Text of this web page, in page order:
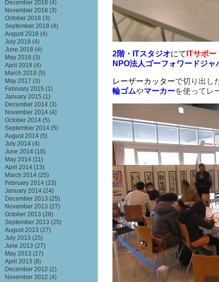
2階・ITスタジオにて ITサポ
NPO法人ゴーフォワードジャ
レーザーカッターで切り出し
輪ゴムやマーカーを使ってレ
December 2018 (4)
November 2018 (3)
October 2018 (3)
September 2018 (4)
August 2018 (4)
July 2018 (4)
June 2018 (4)
May 2018 (3)
April 2018 (4)
March 2018 (5)
May 2017 (3)
February 2015 (1)
January 2015 (1)
December 2014 (3)
November 2014 (4)
October 2014 (5)
September 2014 (5)
August 2014 (5)
July 2014 (4)
June 2014 (10)
May 2014 (11)
April 2014 (13)
March 2014 (25)
February 2014 (23)
January 2014 (24)
December 2013 (25)
November 2013 (27)
October 2013 (28)
September 2013 (25)
August 2013 (27)
July 2013 (25)
June 2013 (27)
May 2013 (27)
April 2013 (8)
December 2012 (2)
November 2012 (4)